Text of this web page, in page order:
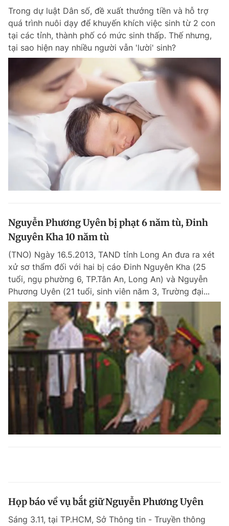
Trong dự luật Dân số, đề xuất thưởng tiền và hỗ trợ
quá trình nuôi dạy để khuyến khích việc sinh từ 2 con
tại các tỉnh, thành phố có mức sinh thấp. Thế nhưng,
tại sao hiện nay nhiều người vẫn 'lười' sinh?
Nguyễn Phương Uyên bị phạt 6 năm tù, Đinh
Nguyên Kha 10 năm tù
(TNO) Ngày 16.5.2013, TAND tỉnh Long An đưa ra xét
xử sơ thẩm đối với hai bị cáo Đinh Nguyên Kha (25
tuổi, ngụ phường 6, TP.Tân An, Long An) và Nguyễn
Phương Uyên (21 tuổi, sinh viên năm 3, Trường đại...
Họp báo về vụ bắt giữ Nguyễn Phương Uyên
Sáng 3.11, tại TP.HCM, Sở Thông tin - Truyền thông